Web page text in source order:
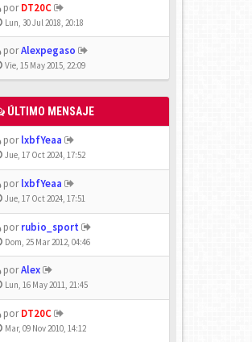
porDT20C
Lun, 30 Jul 2018, 20:18
porAlexpegaso
Vie, 15 May 2015, 22:09
ÚLTIMO MENSAJE
porlxbfYeaa
Jue, 17 Oct 2024, 17:52
porlxbfYeaa
Jue, 17 Oct 2024, 17:51
porrubio_sport
Dom, 25 Mar 2012, 04:46
porAlex
Lun, 16 May 2011, 21:45
porDT20C
Mar, 09 Nov 2010, 14:12